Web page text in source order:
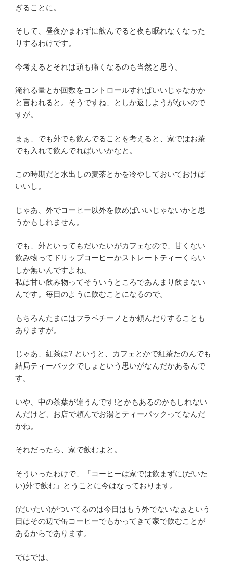
ぎることに。
そして、昼夜かまわずに飲んでると夜も眠れなくなった
りするわけです。
今考えるとそれは頭も痛くなるのも当然と思う。
淹れる量とか回数をコントロールすればいいじゃなかか
と言われると。そうですね、としか返しようがないので
すが。
まぁ、でも外でも飲んでることを考えると、家ではお茶
でも入れて飲んでればいいかなと。
この時期だと水出しの麦茶とかを冷やしておいておけば
いいし。
じゃあ、外でコーヒー以外を飲めばいいじゃないかと思
うかもしれません。
でも、外といってもだいたいがカフェなので、甘くない
飲み物ってドリップコーヒーかストレートティーくらい
しか無いんですよね。
私は甘い飲み物ってそういうところであんまり飲まない
んです。毎日のように飲むことになるので。
もちろんたまにはフラペチーノとか頼んだりすることも
ありますが。
じゃあ、紅茶は? というと、カフェとかで紅茶たのんでも
結局ティーパックでしょという思いがなんだかあるんで
す。
いや、中の茶葉が違うんです!とかもあるのかもしれない
んだけど、お店で頼んでお湯とティーパックってなんだ
かね。
それだったら、家で飲むよと。
そういったわけで、「コーヒーは家では飲まずに(だいた
い)外で飲む」とうことに今はなっております。
(だいたい)がついてるのは今日はもう外でないなぁという
日はその辺で缶コーヒーでもかってきて家で飲むことが
あるからであります。
ではでは。